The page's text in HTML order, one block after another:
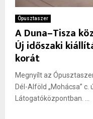
Ópusztaszer
A Duna–Tisza
Új időszaki
korát
Megnyílt az
Dél-Alföld „Mohácsa”
Látogatóközpontban. ...